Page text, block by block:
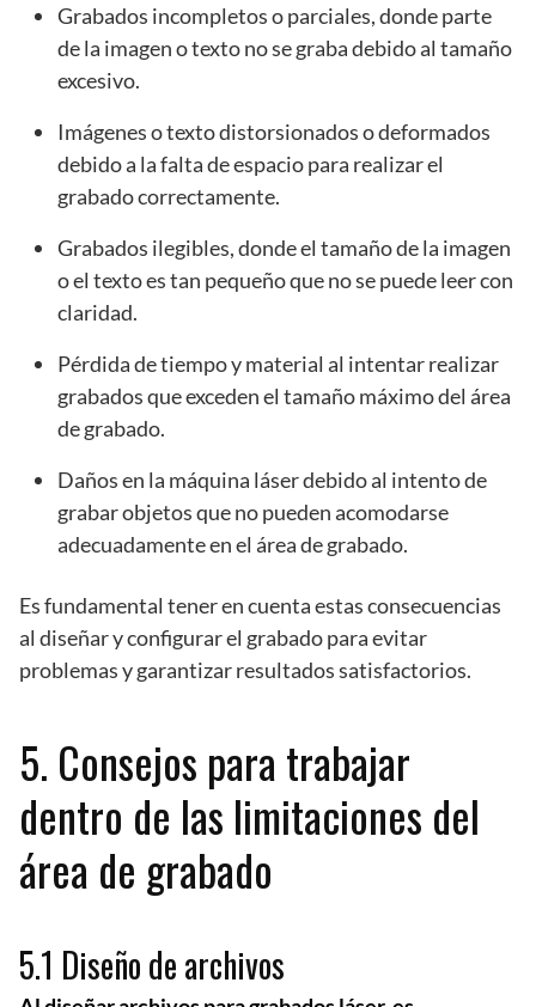
Grabados incompletos o parciales, donde parte
de la imagen o texto no se graba debido al tamaño
excesivo.
Imágenes o texto distorsionados o deformados
debido a la falta de espacio para realizar el
grabado correctamente.
Grabados ilegibles, donde el tamaño de la imagen
o el texto es tan pequeño que no se puede leer con
claridad.
Pérdida de tiempo y material al intentar realizar
grabados que exceden el tamaño máximo del área
de grabado.
Daños en la máquina láser debido al intento de
grabar objetos que no pueden acomodarse
adecuadamente en el área de grabado.
Es fundamental tener en cuenta estas consecuencias
al diseñar y configurar el grabado para evitar
problemas y garantizar resultados satisfactorios.
5. Consejos para trabajar
dentro de las limitaciones del
área de grabado
5.1 Diseño de archivos